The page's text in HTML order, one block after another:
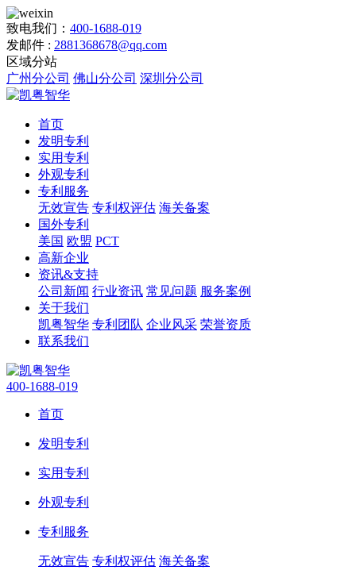
致电我们： 400-1688-019
发邮件 : 2881368678@qq.com
区域分站
广州分公司 佛山分公司 深圳分公司
首页
发明专利
实用专利
外观专利
专利服务
无效宣告 专利权评估 海关备案
国外专利
美国 欧盟 PCT
高新企业
资讯&支持
公司新闻 行业资讯 常见问题 服务案例
关于我们
凯粤智华 专利团队 企业风采 荣誉资质
联系我们
400-1688-019
首页
发明专利
实用专利
外观专利
专利服务
无效宣告 专利权评估 海关备案